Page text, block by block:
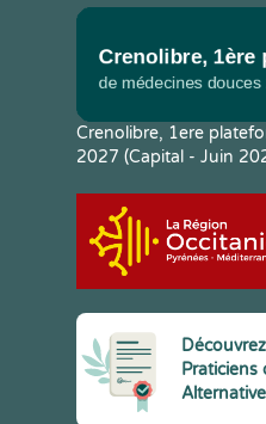
Crenolibre, 1ere
2027 (Capital - Juin
Praticiens